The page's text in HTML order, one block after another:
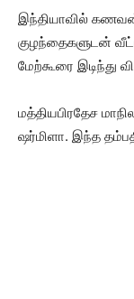
இந்தியாவில்
குழந்தைகளுடன்
மேற்கூரை இடிந்து
மத்தியபிரதேச
ஷர்மிளா. இந்த